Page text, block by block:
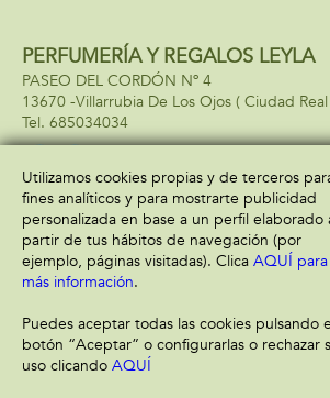
Filtrar
PERFUMERÍA Y REGALOS LEYLA
PASEO DEL CORDÓN Nº 4
13670 -Villarrubia De Los Ojos ( Ciudad Real
685034034
Información
Aviso legal
Política de privacidad
Política de cookies
Utilizamos cookies propias y de terceros
fines analíticos y para mostrarte publicidad
personalizada en base a un perfil elaborado
partir de tus hábitos de navegación (por
ejemplo, páginas visitadas). Clica AQUÍ para
más información.
Puedes aceptar todas las cookies pulsando
botón “Aceptar” o configurarlas o rechazar
uso clicando AQUÍ